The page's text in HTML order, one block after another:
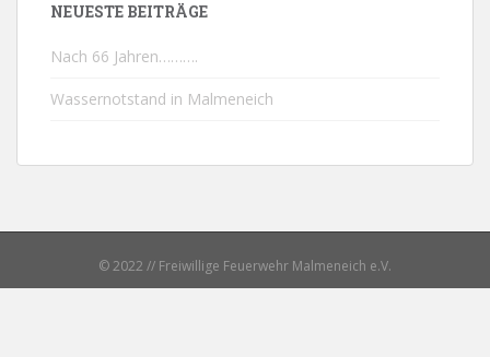
NEUESTE BEITRÄGE
Nach 66 Jahren……….
Wassernotstand in Malmeneich
© 2022 // Freiwillige Feuerwehr Malmeneich e.V.